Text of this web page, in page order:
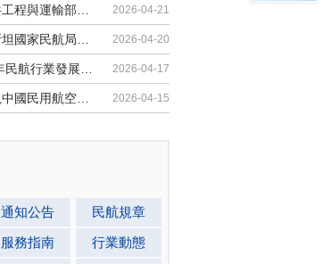
2026-04-21
2026-04-20
2026-04-17
2026-04-15
通知公告
民航規章
服務指南
行業動態